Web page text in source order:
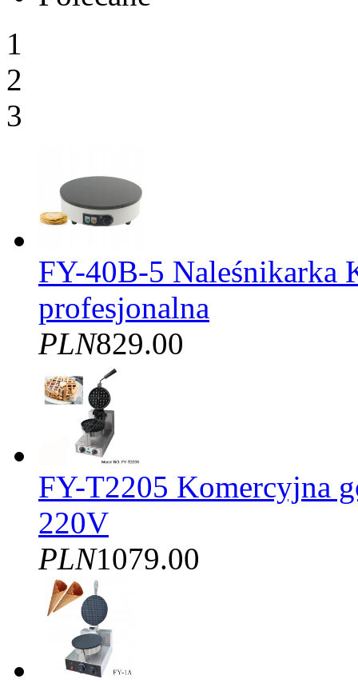
1
2
3
FY-40B-5 Naleśnikarka
profesjonalna
PLN829.00
FY-T2205 Komercyjna
220V
PLN1079.00